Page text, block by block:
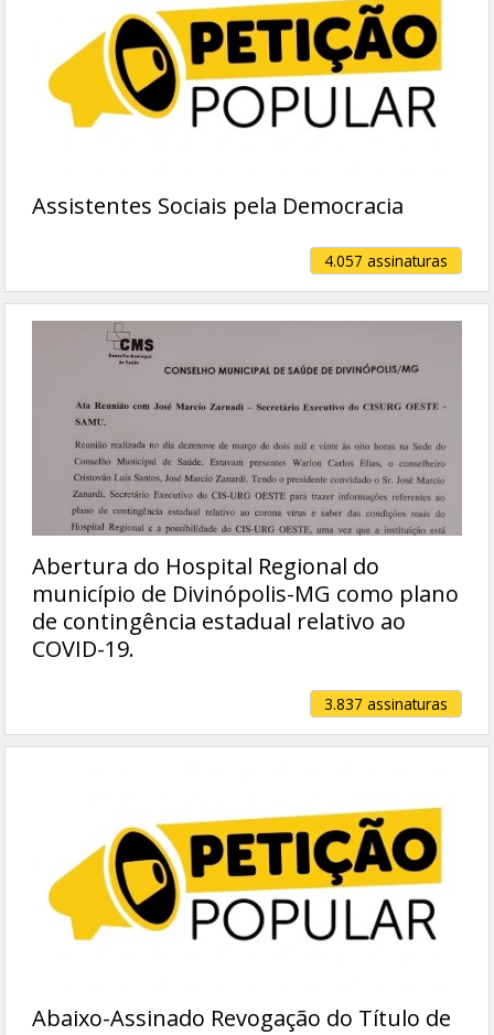
Assistentes Sociais pela Democracia
4.057 assinaturas
Abertura do Hospital Regional do
município de Divinópolis-MG como plano
de contingência estadual relativo ao
COVID-19.
3.837 assinaturas
Abaixo-Assinado Revogação do Título de